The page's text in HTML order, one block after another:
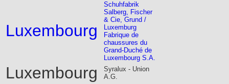
Luxembourg
Schuhfabrik
Salberg, Fischer
& Cie, Grund /
Luxemburg
Fabrique de
chaussures du
Grand-Duché de
Luxembourg S.A.
Luxembourg
Syralux - Union
A.G.